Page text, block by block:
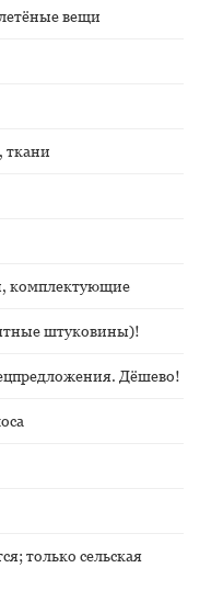
вещи
ткани
комплектующие
штуковины)!
Дёшево!
только сельская